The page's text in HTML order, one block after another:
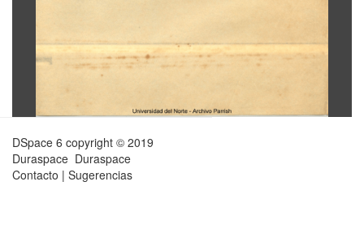
DSpace 6 copyright © 2019
Duraspace Duraspace
Contacto | Sugerencias